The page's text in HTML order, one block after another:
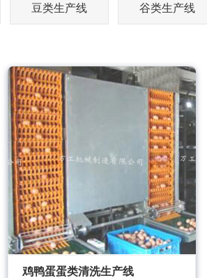
豆类生产线 谷类生产线
鸡鸭蛋蛋类清洗生产线